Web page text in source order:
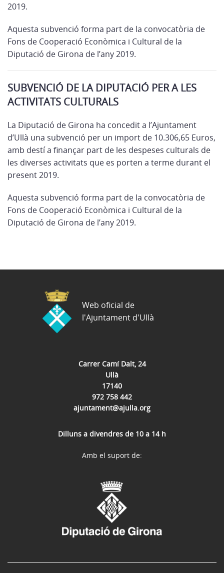
2019.
Aquesta subvenció forma part de la convocatòria de
Fons de Cooperació Econòmica i Cultural de la
Diputació de Girona de l’any 2019.
SUBVENCIÓ DE LA DIPUTACIÓ PER A LES
ACTIVITATS CULTURALS
La Diputació de Girona ha concedit a l’Ajuntament
d’Ullà una subvenció per un import de 10.306,65 Euros,
amb destí a finançar part de les despeses culturals de
les diverses activitats que es porten a terme durant el
present 2019.
Aquesta subvenció forma part de la convocatòria de
Fons de Cooperació Econòmica i Cultural de la
Diputació de Girona de l’any 2019.
Carrer Camí Dalt, 24
Ullà
17140
972 758 442
ajuntament@ajulla.org
Dilluns a divendres de 10 a 14 h
Web oficial de
l'Ajuntament d'Ullà
Amb el suport de: